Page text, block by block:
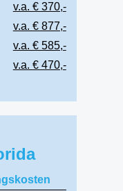
v.a. € 370,-
v.a. € 877,-
v.a. € 585,-
v.a. € 470,-